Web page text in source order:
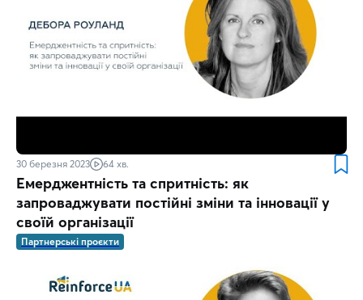
30 березня 2023 64 хв.
Емерджентність та спритність: як
запроваджувати постійні зміни та інновації у
своїй організації
Партнерські проєкти